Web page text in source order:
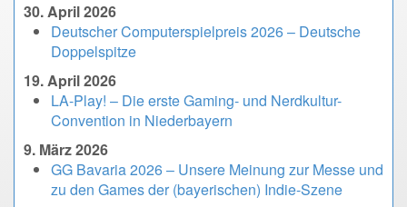
30. April 2026
Deutscher Computerspielpreis 2026 – Deutsche
Doppelspitze
19. April 2026
LA-Play! – Die erste Gaming- und Nerdkultur-
Convention in Niederbayern
9. März 2026
GG Bavaria 2026 – Unsere Meinung zur Messe und
zu den Games der (bayerischen) Indie-Szene